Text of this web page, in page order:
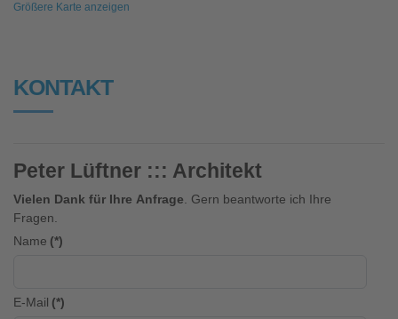
Größere Karte anzeigen
KONTAKT
Peter Lüftner ::: Architekt
Vielen Dank für Ihre Anfrage . Gern beantworte ich Ihre
Fragen.
Name (*)
E-Mail (*)